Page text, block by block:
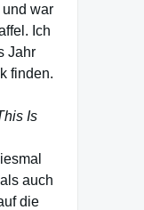
und war
Ich
Jahr
finden.
Is
auch
die